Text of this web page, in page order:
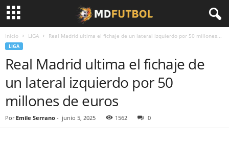
Inicio LIGA Real Madrid ultima el fichaje de un lateral izquierdo por 50 millones...
LIGA
Real Madrid ultima el fichaje de
un lateral izquierdo por 50
millones de euros
Por Emile Serrano - junio 5, 2025 1562 0